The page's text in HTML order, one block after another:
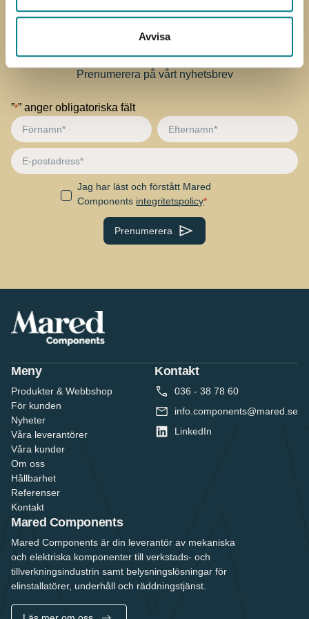
Avvisa
Prenumerera på
nyhetsbrevet
Prenumerera på vårt nyhetsbrev
”*” anger obligatoriska fält
Förnamn
*
Efternamn
*
E-
post
Jag har läst och förstått Mared
Components integritetspolicy
Meny
Produkter & Webbshop
För kunden
Nyheter
Våra leverantörer
Våra kunder
Om oss
Hållbarhet
Referenser
Kontakt
Kontakt
036 - 38 78 60
info.components@mared.se
LinkedIn
Mared Components
Mared Components är din leverantör av mekaniska
och elektriska komponenter till verkstads- och
tillverkningsindustrin samt belysningslösningar för
elinstallatörer, underhåll och räddningstjänst.